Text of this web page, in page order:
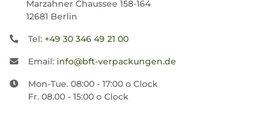
Marzahner Chaussee 158-164
12681 Berlin
Tel: +49 30 346 49 21 00
Email: info@bft-verpackungen.de
Mon-Tue. 08:00 - 17:00 o Clock
Fr. 08.00 - 15:00 o Clock